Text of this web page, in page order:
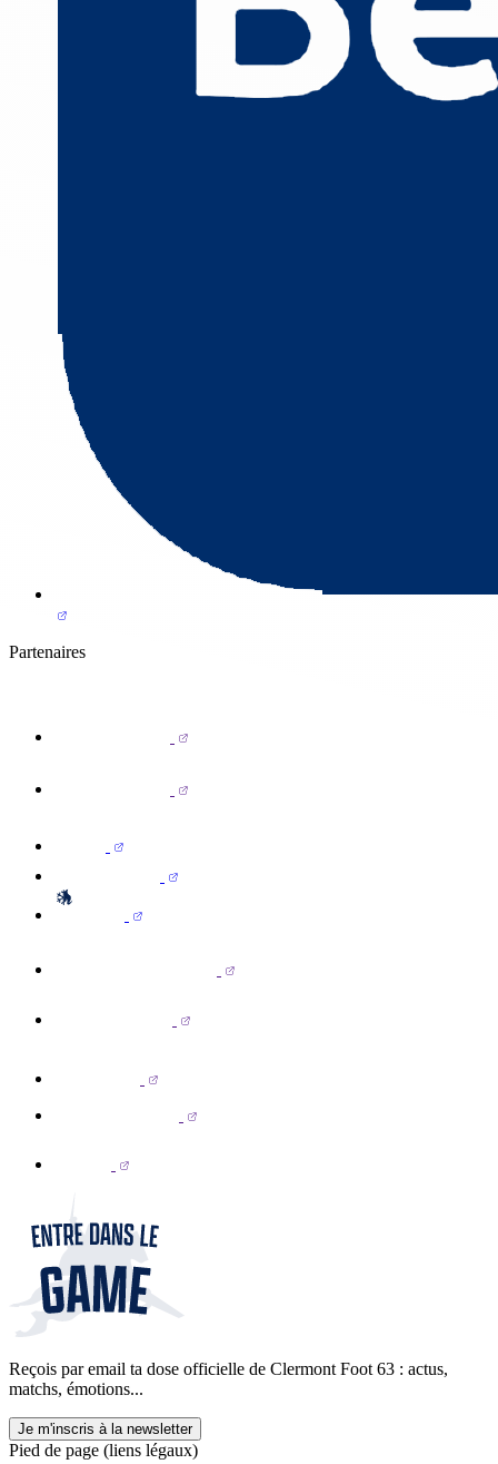
Partenaires
Reçois par email ta dose officielle de Clermont Foot 63 : actus,
matchs, émotions...
Je m'inscris à la newsletter
Pied de page (liens légaux)